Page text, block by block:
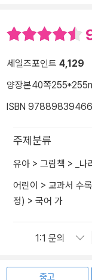
세일즈포인트 4,129
양장본40쪽
ISBN
주제분류
유아 > 그림책 > _
어린이 > 교과서 수
정) > 국어 가
중고